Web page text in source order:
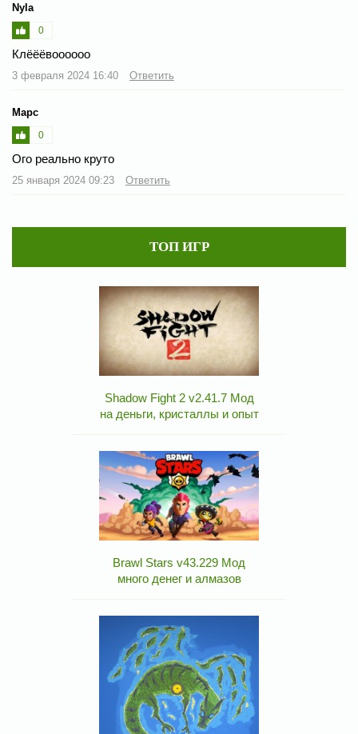
Nyla
0
Клёёёвоооооо
3 февраля 2024 16:40 Ответить
Марс
0
Ого реально круто
25 января 2024 09:23 Ответить
ТОП ИГР
Shadow Fight 2 v2.41.7 Мод
на деньги, кристаллы и опыт
Brawl Stars v43.229 Мод
много денег и алмазов